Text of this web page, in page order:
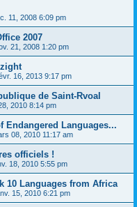
11, 2008 6:09 pm
2007
21, 2008 1:20 pm
16, 2013 9:17 pm
de Saint-Rvoal
2010 8:14 pm
Endangered Languages...
08, 2010 11:17 am
officiels !
18, 2010 5:55 pm
10 Languages from Africa
15, 2010 6:21 pm